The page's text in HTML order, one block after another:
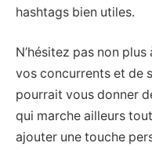
hashtags bien utiles.
N’hésitez pas non
vos concurrents et de
pourrait vous donner
qui marche ailleurs
ajouter une touche